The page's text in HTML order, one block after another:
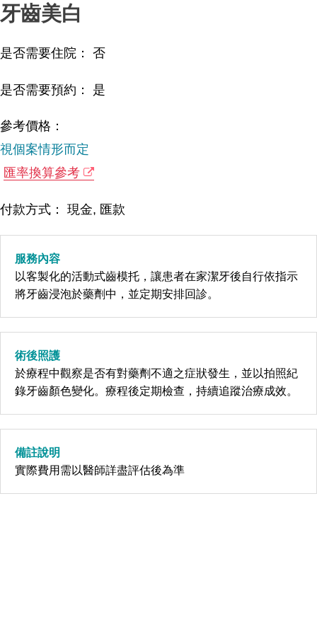
牙齒美白
是否需要住院： 否
是否需要預約： 是
參考價格：
視個案情形而定
匯率換算參考
付款方式： 現金, 匯款
服務內容
以客製化的活動式齒模托，讓患者在家潔牙後自行依指示
將牙齒浸泡於藥劑中，並定期安排回診。
術後照護
於療程中觀察是否有對藥劑不適之症狀發生，並以拍照紀
錄牙齒顏色變化。療程後定期檢查，持續追蹤治療成效。
備註說明
實際費用需以醫師詳盡評估後為準